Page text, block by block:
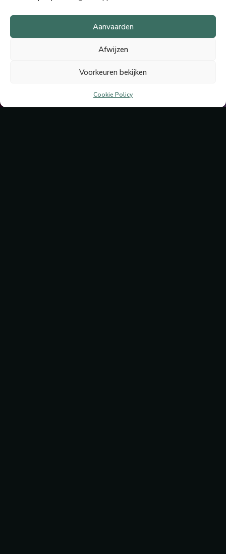
Aanvaarden
Afwijzen
Voorkeuren bekijken
Cookie Policy